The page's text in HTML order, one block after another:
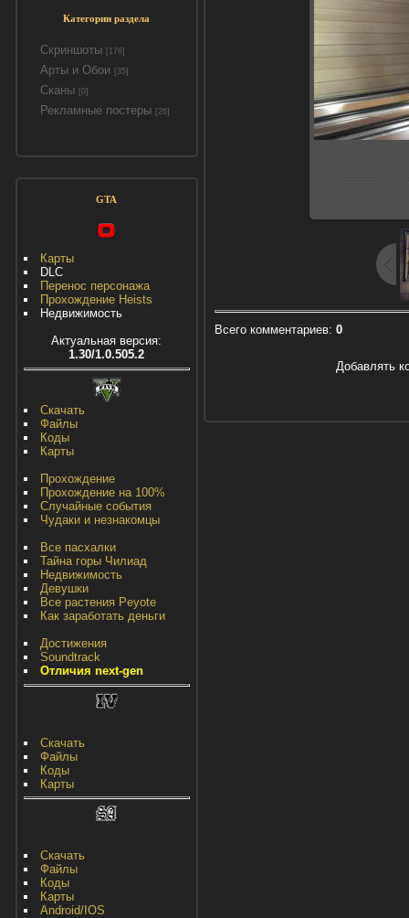
Категории раздела
Скриншоты [176]
Арты и Обои [35]
Сканы [0]
Рекламные постеры [26]
GTA
Карты
DLC
Перенос персонажа
Прохождение Heists
Недвижимость
Актуальная версия:
1.30/1.0.505.2
Скачать
Файлы
Коды
Карты
Прохождение
Прохождение на 100%
Случайные события
Чудаки и незнакомцы
Все пасхалки
Тайна горы Чилиад
Недвижимость
Девушки
Все растения Peyote
Как заработать деньги
Достижения
Soundtrack
Отличия next-gen
Скачать
Файлы
Коды
Карты
Скачать
Файлы
Коды
Карты
Android/IOS
Всего комментариев: 0
Добавлять